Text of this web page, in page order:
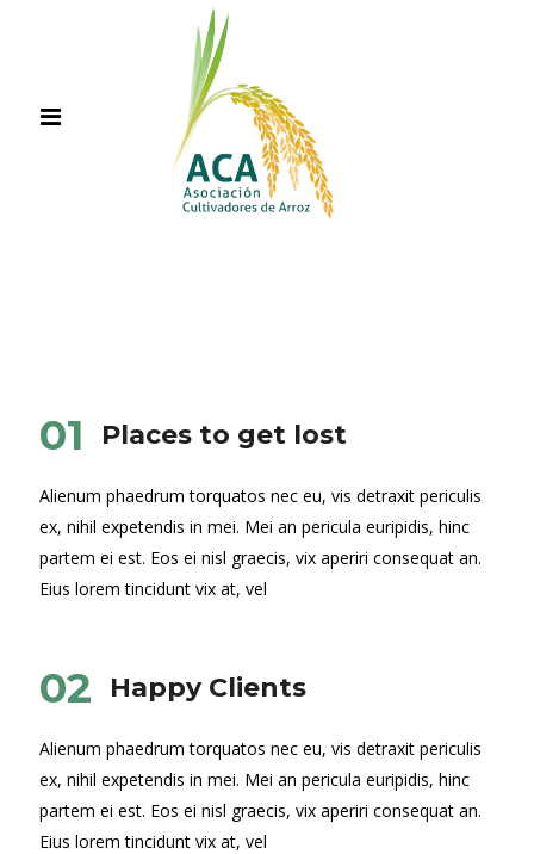
01 Places to get lost
Alienum phaedrum torquatos nec eu, vis detraxit periculis
ex, nihil expetendis in mei. Mei an pericula euripidis, hinc
partem ei est. Eos ei nisl graecis, vix aperiri consequat an.
Eius lorem tincidunt vix at, vel
02 Happy Clients
Alienum phaedrum torquatos nec eu, vis detraxit periculis
ex, nihil expetendis in mei. Mei an pericula euripidis, hinc
partem ei est. Eos ei nisl graecis, vix aperiri consequat an.
Eius lorem tincidunt vix at, vel